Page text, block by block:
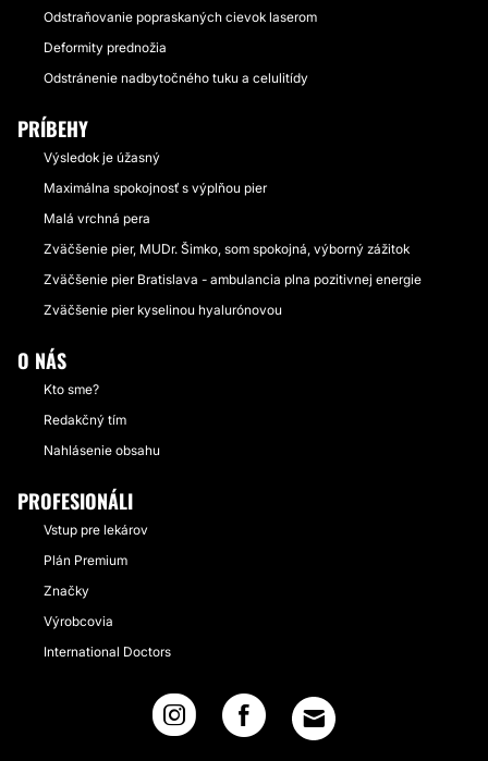
Odstraňovanie popraskaných cievok laserom
Deformity prednožia
Odstránenie nadbytočného tuku a celulitídy
PRÍBEHY
Výsledok je úžasný
Maximálna spokojnosť s výplňou pier
Malá vrchná pera
Zväčšenie pier, MUDr. Šimko, som spokojná, výborný zážitok
Zväčšenie pier Bratislava - ambulancia plna pozitivnej energie
Zväčšenie pier kyselinou hyalurónovou
O NÁS
Kto sme?
Redakčný tím
Nahlásenie obsahu
PROFESIONÁLI
Vstup pre lekárov
Plán Premium
Značky
Výrobcovia
International Doctors